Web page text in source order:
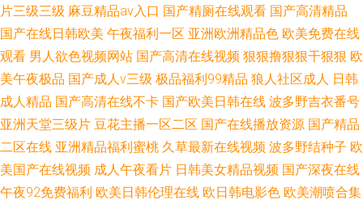
片三级三级 麻豆精品av入口 国产精厕在线观看 国产高清精品
国产在线日韩欧美 午夜福利一区 亚洲欧洲精品色 欧美免费在线
观看 男人欲色视频网站 国产高清在线视频 狠狠撸狠狠干狠狠 欧
美午夜极品 国产成人v三级 极品福利99精品 狼人社区成人 日韩
成人精品 国产高清在线不卡 国产欧美日韩在线 波多野吉衣番号
亚洲天堂三级片 豆花主播一区二区 国产在线播放资源 国产精品
二区在线 亚洲精品福利蜜桃 久草最新在线视频 波多野结种子 欧
美国产在线视频 成人午夜看片 日韩美女精品视频 国产深夜在线
午夜92免费福利 欧美日韩伦理在线 欧日韩电影色 欧美潮喷合集